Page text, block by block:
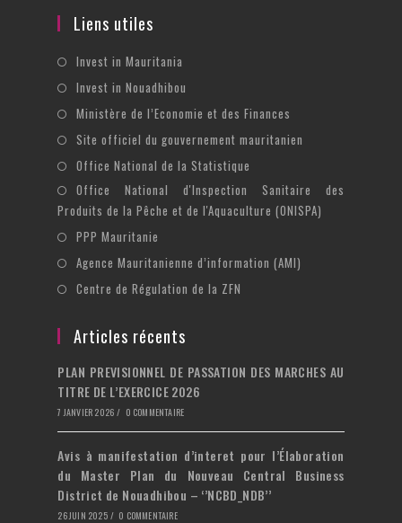
Liens utiles
Invest in Mauritania
dans
onglet
Invest in Nouadhibou
dans
onglet
Ministère de l’Economie et des Finances
dans
onglet
Site officiel du gouvernement mauritanien
nouvel
Office National de la Statistique
dans
un
onglet
Office National d'Inspection Sanitaire des
Produits de la Pêche et de l'Aquaculture (ONISPA)
PPP Mauritanie
dans
un
Agence Mauritanienne d’information (AMI)
Centre de Régulation de la ZFN
onglet
Articles récents
PLAN PREVISIONNEL DE PASSATION DES MARCHES AU
TITRE DE L’EXERCICE 2026
7 JANVIER 2026 / 0 COMMENTAIRE
Avis à manifestation d’interet pour l’Élaboration
du Master Plan du Nouveau Central Business
District de Nouadhibou – ‘’NCBD_NDB’’
26 JUIN 2025 / 0 COMMENTAIRE